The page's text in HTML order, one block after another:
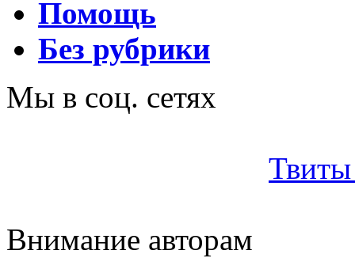
Помощь
Без рубрики
Мы в соц. сетях
Внимание авторам